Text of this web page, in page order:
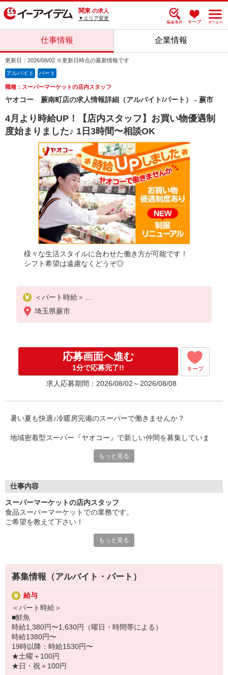
関東 の求人
▼エリア変更
仕事情報 企業情報
更新日：2026/08/02 ※更新日時点の最新情報です
アルバイト パート
職種：スーパーマーケットの店内スタッフ
ヤオコー 蕨南町店の求人情報詳細（アルバイト/パート） - 蕨市
4月より時給UP！【店内スタッフ】お買い物優遇制
度始まりました♪ 1日3時間〜相談OK
様々な生活スタイルに合わせた働き方が可能です！
シフト希望は遠慮なくどうぞ◎
＜パート時給＞
■鮮魚
時給1,380円〜1,630円（曜日・時間帯による）
★土曜＋100円
★日・祝＋100円
■鮮魚以外
時給1,280円〜1,530円（曜日・時間帯による）
19時以降：時給1430円〜
★土曜＋100円
★日・祝＋100円
※アルバイトさんの時給や募集内容はお問い合わせ
ください
埼玉県蕨市
応募画面へ進む
1分で応募完了!! キープ
求人応募期間：2026/08/02～2026/08/08
暑い夏も快適♪冷暖房完備のスーパーで働きませんか？
地域密着型スーパー『ヤオコー』で新しい仲間を募集していま
毎日暑いこの季節も、ヤオコーなら冷暖房完備の店内勤務だから
ます♪
「夏でも快適な環境で働きたい」
そんな方にもピッタリのお仕事です！
勤務時間や日数は相談OK。短時間勤務や扶養内勤務も可能なの
で、お子様の送迎や学校行事、家庭の予定に合わせて無理なく働
帰でも安心です。
パートスタッフの平均勤続年数は7.2年！働きやすい環境だから
こそ、多くのスタッフが長く活躍しています。
ヤオコーのおすすめポイント
■短時間勤務OK・扶養内勤務OK
■家庭やお子様の都合によるお休み相談OK
■未経験・ブランク歓迎
■年2回賞与あり
■昇給制度＆キャリアアップ制度あり
■正社員登用制度あり
もっと見る
仕事内容
スーパーマーケットの店内スタッフ
食品スーパーマーケットでの業務です。
ご希望を教えて下さい！
鮮魚、寿司、ベーカリー、レジ、クッキングサポート
『ヤオコー ジモコロ』で検索ください♪
https://www.e-aidem.com/ch/jimocoro/entry/miku29
もっと見る
募集情報（アルバイト・パート）
給与
＜パート時給＞
■鮮魚
時給1,380円〜1,630円（曜日・時間帯による）
時給1380円〜
19時以降：時給1530円〜
★土曜＋100円
★日・祝＋100円